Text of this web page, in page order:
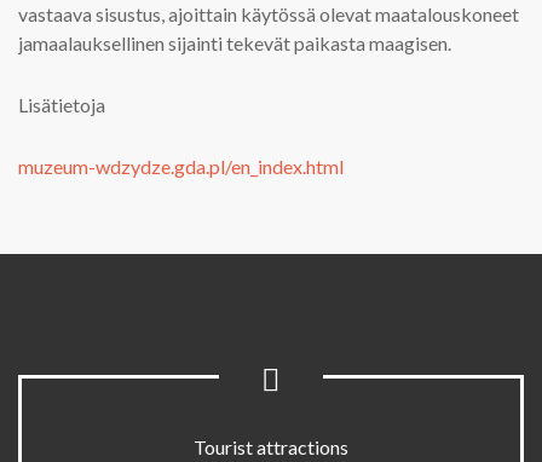
vastaava sisustus, ajoittain käytössä olevat maatalouskoneet
jamaalauksellinen sijainti tekevät paikasta maagisen.
Lisätietoja
muzeum-wdzydze.gda.pl/en_index.html
Tourist attractions